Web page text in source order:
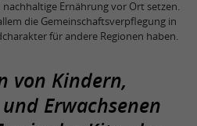
Ernährung vor Ort setzen.
die Gemeinschaftsverpflegung in
für andere Regionen haben.
von Kindern,
Erwachsenen